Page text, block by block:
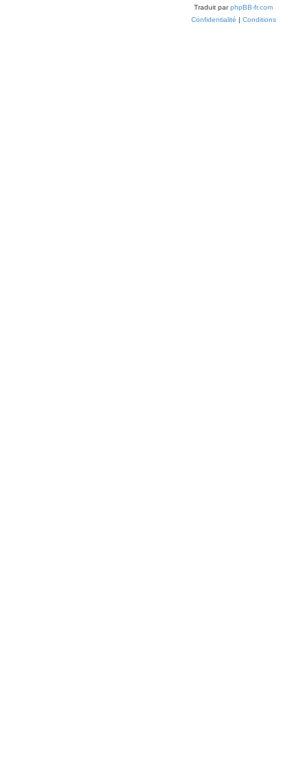
Traduit parphpBB-fr.com
Confidentialité | Conditions